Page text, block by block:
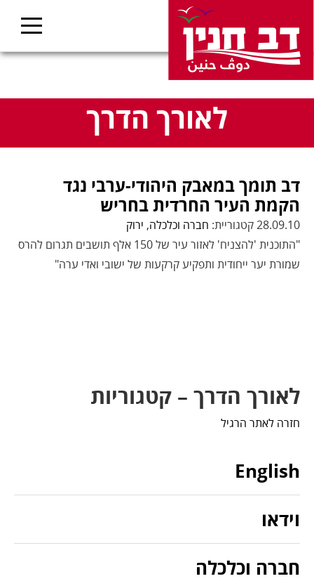
לאורך הדרך
דב תומך במאבק היהודי-ערבי נגד
הקמת העיר החרדית בחריש
28.09.10 קטגוריית: חברה וכלכלה, ירוק
"התוכנית 'להצניח' לאזור עיר של 150 אלף תושבים תגרום להרס
שמורת יער ייחודית ותפקיע קרקעות של ישובי ואדי ערה"
לאורך הדרך – קטגוריות
חזרה לאתר הרגיל
English
וידאו
חברה וכלכלה